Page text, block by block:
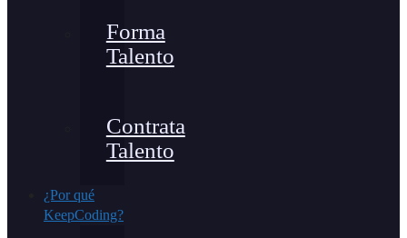
Forma
Talento
Contrata
Talento
¿Por qué
KeepCoding?